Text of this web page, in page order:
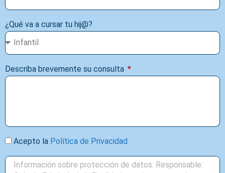
¿Qué va a cursar tu hij@?
Describa brevemente su consulta
Acepto la Política de Privacidad